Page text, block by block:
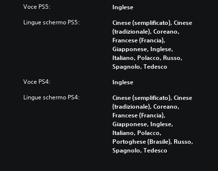
Voce PS5: Inglese
Lingue schermo PS5:
Cinese (semplificato), Cinese
(tradizionale), Coreano,
Francese (Francia),
Giapponese, Inglese,
Italiano, Polacco, Russo,
Spagnolo, Tedesco
Voce PS4: Inglese
Lingue schermo PS4:
Cinese (semplificato), Cinese
(tradizionale), Coreano,
Francese (Francia),
Giapponese, Inglese,
Italiano, Polacco,
Portoghese (Brasile), Russo,
Spagnolo, Tedesco